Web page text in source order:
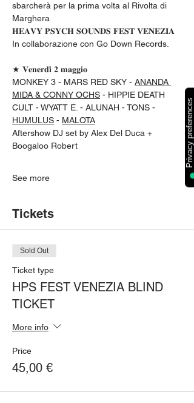
sbarcherà per la prima volta al Rivolta di
Marghera
𝐇𝐄𝐀𝐕𝐘 𝐏𝐒𝐘𝐂𝐇 𝐒𝐎𝐔𝐍𝐃𝐒 𝐅𝐄𝐒𝐓 𝐕𝐄𝐍𝐄𝐙𝐈𝐀
In collaborazione con Go Down Records.
★ 𝐕𝐞𝐧𝐞𝐫𝐝𝐢̀ 𝟐 𝐦𝐚𝐠𝐠𝐢𝐨
MONKEY 3 - MARS RED SKY - ANANDA
MIDA & CONNY OCHS - HIPPIE DEATH
CULT - WYATT E. - ALUNAH - TONS -
HUMULUS - MALOTA
Aftershow DJ set by Alex Del Duca +
Boogaloo Robert
See more
Tickets
Sold Out
Ticket type
HPS FEST VENEZIA BLIND
TICKET
More info
Price
45,00 €